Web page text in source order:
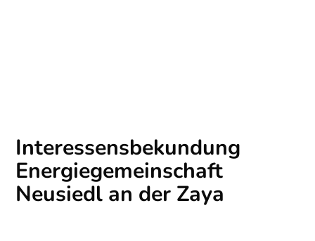
Interessensbekundung
Energiegemeinschaft
Neusiedl an der Zaya